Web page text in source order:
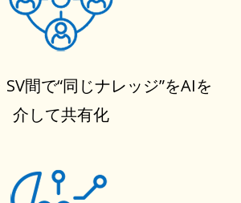
間で“同じナレッジ”をAIを
介して共有化